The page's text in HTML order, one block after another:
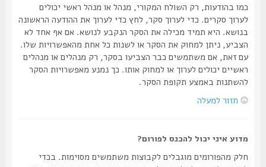
כמו בהודעות, רק השולח המקורי, מנהל או מנהל ראשי יכולים
לערוך סקרים. כדי לערוך סקר, לחץ כדי לערוך את ההודעה הראשונה
בנושא. היא תמיד מכילה את הסקר הנקבע לנושא. אם אף אחד לא
הצביע, ניתן למחוק את הסקר או לשנות כל אחת מהאפשרויות שלו.
עם זאת, אם משתמשים כבר הצביעו בסקר, רק מנהלים או מנהלים
ראשיים יכולים לערוך או למחוק אותו. כך נמנע מאפשרויות הסקר
להשתנות באמצע תקופת הסקר.
חזור למעלה
מדוע איני יכול להכנס לפורום?
חלק מהפורומים מוגבלים לקבוצות משתמשים מסוימות. בכדי